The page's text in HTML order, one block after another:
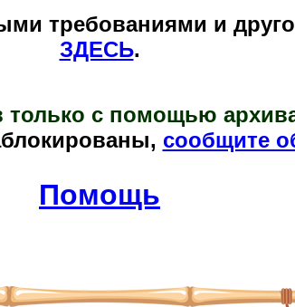
требованиями и
ЗДЕСЬ.
только с помощью
сообщите
Помощь